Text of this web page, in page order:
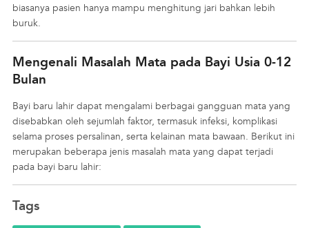
biasanya pasien hanya mampu menghitung jari bahkan lebih
buruk.
Mengenali Masalah Mata pada Bayi Usia 0-12
Bulan
Bayi baru lahir dapat mengalami berbagai gangguan mata yang
disebabkan oleh sejumlah faktor, termasuk infeksi, komplikasi
selama proses persalinan, serta kelainan mata bawaan. Berikut ini
merupakan beberapa jenis masalah mata yang dapat terjadi
pada bayi baru lahir:
Tags